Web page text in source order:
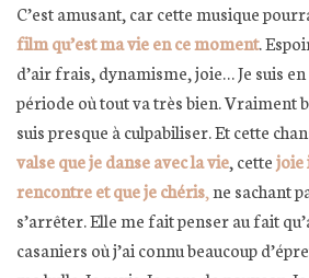
C’est amusant, car cette musique
film qu’est ma vie en ce moment.
d’air frais, dynamisme, joie… Je suis
période où tout va très bien. Vraiment
suis presque à culpabiliser. Et cette
valse que je danse avec la vie, cettejoie
rencontre et que je chéris,ne sachant
s’arrêter. Elle me fait penser au fait
casaniers où j’ai connu beaucoup